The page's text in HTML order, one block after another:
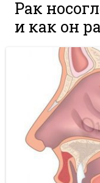
Рак
и как он